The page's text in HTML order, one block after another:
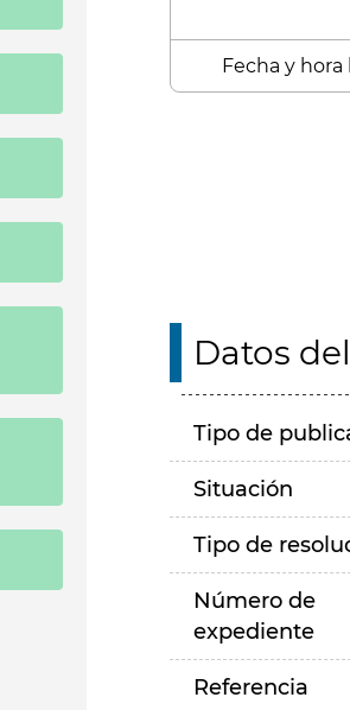
Fecha y
Datos
Tipo de
Situación
Tipo de
Número de
expediente
Referencia